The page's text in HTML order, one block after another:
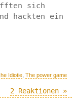
sich
hackten ein
Idiotie The power game
2 Reaktionen »